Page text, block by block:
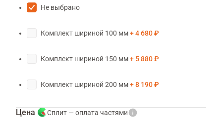
Не выбрано
Комплект шириной 100 мм 4 680 ₽
Комплект шириной 150 мм 5 880 ₽
Комплект шириной 200 мм 8 190 ₽
Цена Сплит — оплата частями